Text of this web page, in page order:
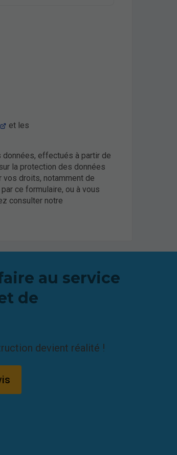
et les
données, effectués à partir de
la protection des données
vos droits, notamment de
ce formulaire, ou à vous
consulter notre
au service
de
devient réalité !